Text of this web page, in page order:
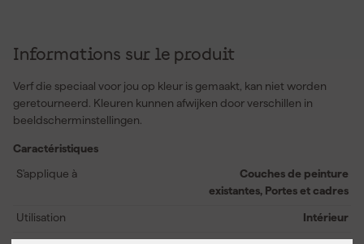
Informations sur le produit
Verf die speciaal voor jou op kleur is gemaakt, kan niet worden
geretourneerd. Kleuren kunnen afwijken door verschillen in
beeldscherminstellingen.
Caractéristiques
S'applique à
Couches de peinture
existantes, Portes et cadres
Utilisation Intérieur